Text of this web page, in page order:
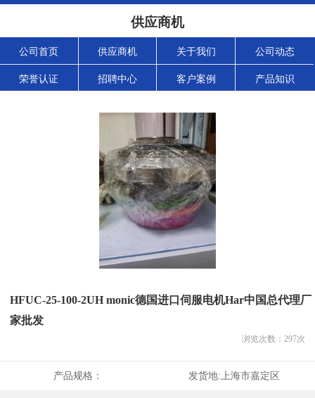
供应商机
公司首页 供应商机 关于我们 公司动态
荣誉认证 招聘中心 客户案例 产品知识
HFUC-25-100-2UH monic德国进口伺服电机Har中国总代理厂
家批发
浏览次数： 297次
产品规格： 发货地: 上海市嘉定区